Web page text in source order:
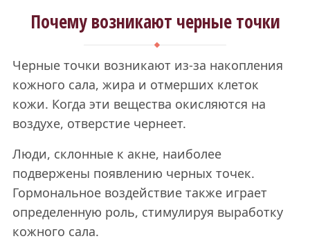
Почему возникают черные точки
Черные точки возникают из-за накопления
кожного сала, жира и отмерших клеток
кожи. Когда эти вещества окисляются на
воздухе, отверстие чернеет.
Люди, склонные к акне, наиболее
подвержены появлению черных точек.
Гормональное воздействие также играет
определенную роль, стимулируя выработку
кожного сала.